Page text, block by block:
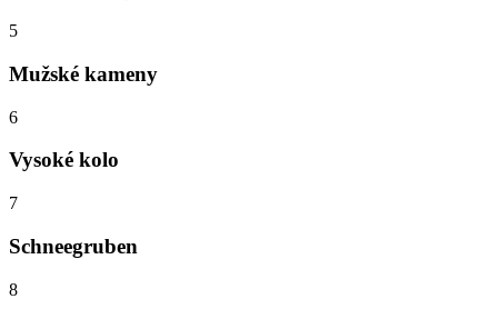
5
Mužské kameny
6
Vysoké kolo
7
Schneegruben
8